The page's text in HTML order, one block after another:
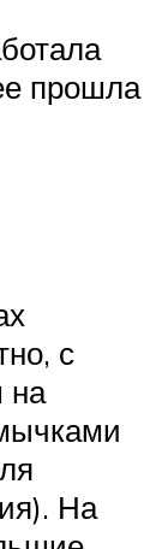
прошла
с
на
На